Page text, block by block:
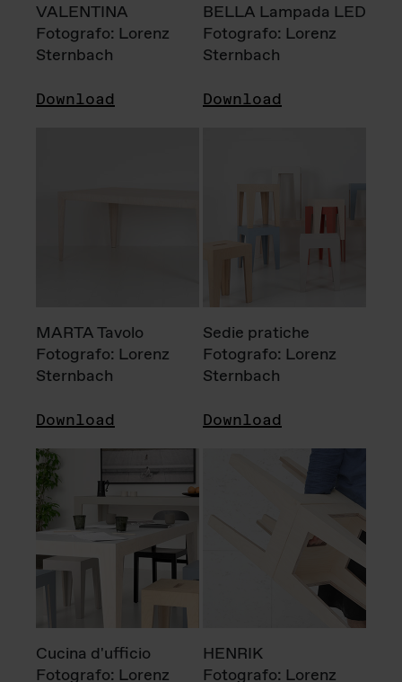
VALENTINA
Fotografo: Lorenz
Sternbach
Download
BELLA Lampada LED
Fotografo: Lorenz
Sternbach
Download
MARTA Tavolo
Fotografo: Lorenz
Sternbach
Download
Sedie pratiche
Fotografo: Lorenz
Sternbach
Download
Cucina d'ufficio
Fotografo: Lorenz
HENRIK
Fotografo: Lorenz